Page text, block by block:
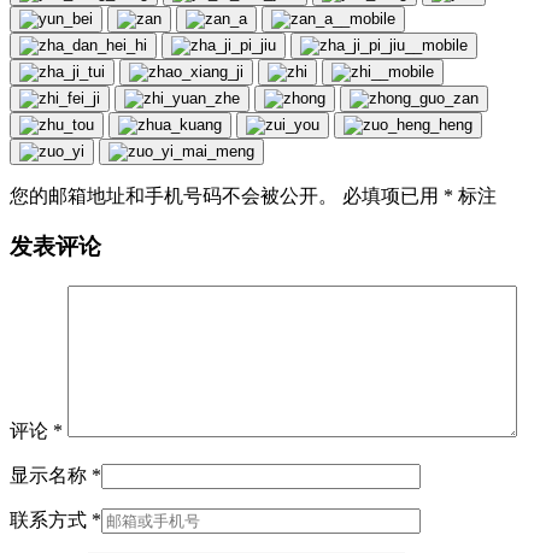
您的邮箱地址和手机号码不会被公开。 必填项已用 * 标注
发表评论
评论 *
显示名称 *
联系方式 *